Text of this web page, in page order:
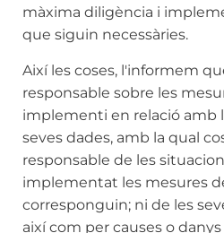
màxima diligència i
que siguin necessàries.
Així les coses, l'informem
responsable sobre les
implementi en relació amb
seves dades, amb la qual
responsable de les
implementat les mesures
corresponguin; ni de les
així com per causes o